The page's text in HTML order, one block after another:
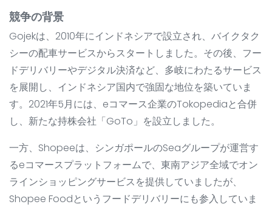
競争の背景
Gojekは、2010年にインドネシアで設立され、バイクタク
シーの配車サービスからスタートしました。その後、フー
ドデリバリーやデジタル決済など、多岐にわたるサービス
を展開し、インドネシア国内で強固な地位を築いていま
す。2021年5月には、eコマース企業のTokopediaと合併
し、新たな持株会社「GoTo」を設立しました。
一方、Shopeeは、シンガポールのSeaグループが運営す
るeコマースプラットフォームで、東南アジア全域でオン
ラインショッピングサービスを提供していましたが、
Shopee Foodというフードデリバリーにも参入していま